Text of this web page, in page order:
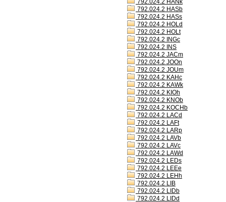
792.024.2 HANk
792.024.2 HASb
792.024.2 HASs
792.024.2 HOLd
792.024.2 HOLt
792.024.2 INGc
792.024.2 INS
792.024.2 JACm
792.024.2 JOOn
792.024.2 JOUm
792.024.2 KAHc
792.024.2 KAWk
792.024.2 KIOh
792.024.2 KNOb
792.024.2 KOCHb
792.024.2 LACd
792.024.2 LAFt
792.024.2 LARp
792.024.2 LAVb
792.024.2 LAVc
792.024.2 LAWd
792.024.2 LEDs
792.024.2 LEEe
792.024.2 LEHh
792.024.2 LIB
792.024.2 LIDb
792.024.2 LIDd